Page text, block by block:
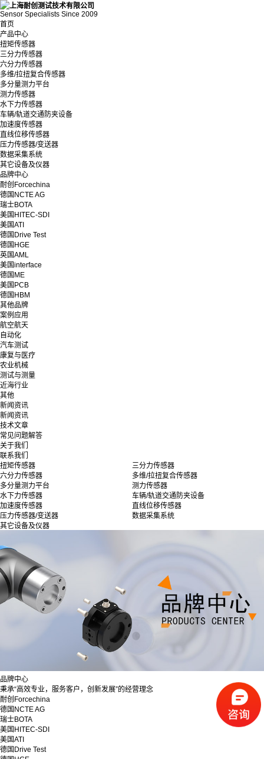
Sensor Specialists Since 2009
首页
产品中心
扭矩传感器
三分力传感器
六分力传感器
多维/拉扭复合传感器
多分量测力平台
测力传感器
水下力传感器
车辆/轨道交通防夹设备
加速度传感器
直线位移传感器
压力传感器/变送器
数据采集系统
其它设备及仪器
品牌中心
耐创Forcechina
德国NCTE AG
瑞士BOTA
美国HITEC-SDI
美国ATI
德国Drive Test
德国HGE
英国AML
美国interface
德国ME
美国PCB
德国HBM
其他品牌
案例应用
航空航天
自动化
汽车测试
康复与医疗
农业机械
测试与测量
近海行业
其他
新闻资讯
新闻资讯
技术文章
常见问题解答
关于我们
联系我们
扭矩传感器
三分力传感器
六分力传感器
多维/拉扭复合传感器
多分量测力平台
测力传感器
水下力传感器
车辆/轨道交通防夹设备
加速度传感器
直线位移传感器
压力传感器/变送器
数据采集系统
其它设备及仪器
品牌中心
秉承“高效专业，服务客户，创新发展”的经营理念
耐创Forcechina
德国NCTE AG
瑞士BOTA
美国HITEC-SDI
美国ATI
德国Drive Test